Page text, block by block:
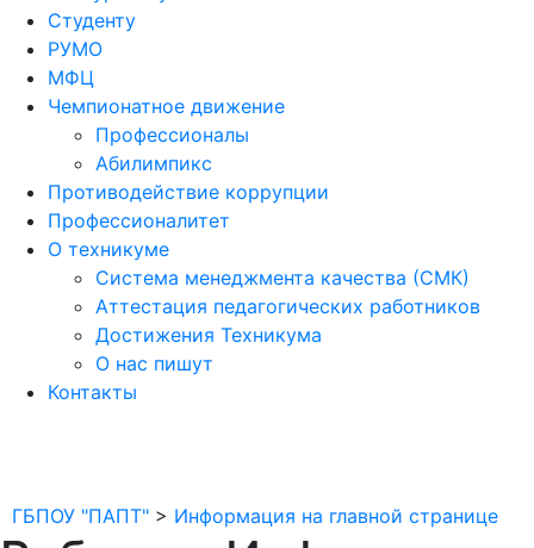
Студенту
РУМО
МФЦ
Чемпионатное движение
Профессионалы
Абилимпикс
Противодействие коррупции
Профессионалитет
О техникуме
Система менеджмента качества (СМК)
Аттестация педагогических работников
Достижения Техникума
О нас пишут
Контакты
ГБПОУ "ПАПТ" > Информация на главной странице